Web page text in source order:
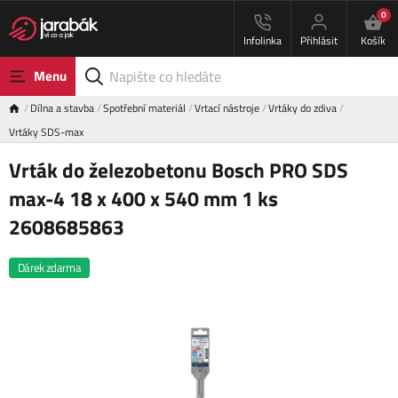
Infolinka Přihlásit
0
Košík
Menu
Dílna a stavba Spotřební materiál Vrtací nástroje Vrtáky do zdiva
Vrtáky SDS-max
Vrták do železobetonu Bosch PRO SDS
max-4 18 x 400 x 540 mm 1 ks
2608685863
Dárek zdarma